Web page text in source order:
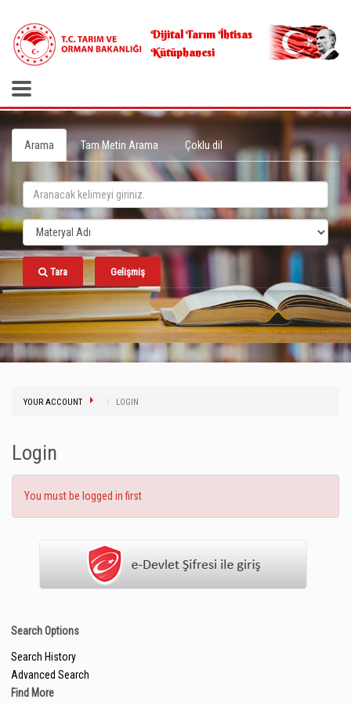
Dijital Tarım İhtisas
Kütüphanesi
Arama Tam Metin Arama Çoklu dil
Tara Gelişmiş
YOUR ACCOUNT LOGIN
Login
You must be logged in first
Search Options
Search History
Advanced Search
Find More